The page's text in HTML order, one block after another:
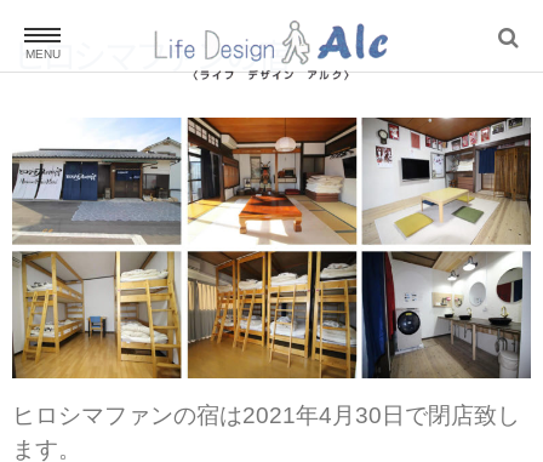
建築・不動産
Estate
物件情報
Property Information
ヒロシマファンの宿
Hiroshima fan’s inn
ヒロシマファンの宿
ヒロシマファンの宿は2021年4月30日で閉店致し
ます。